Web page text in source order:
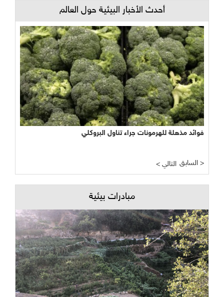
أحدث الأخبار البيئية حول العالم
فوائد مذهلة للهرمونات جراء تناول البروكلي
< التالي السابق >
مبادرات بيئية